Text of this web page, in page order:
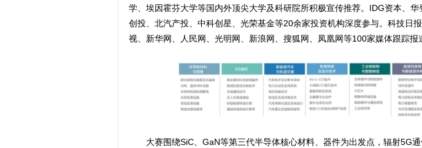
学、埃因霍芬大学等国内外顶尖大学及科研院所积极宣传推荐。IDG资本、华
创投、北汽产投、中科创星、光荣基金等20余家投资机构深度参与。科技日
视、新华网、人民网、光明网、新浪网、搜狐网、凤凰网等100家媒体跟踪报
大赛围绕SiC、GaN等第三代半导体核心材料、器件为出发点，辐射5G